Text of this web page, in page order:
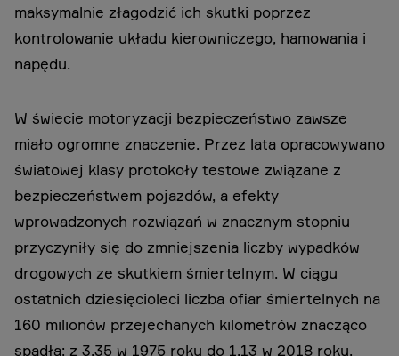
maksymalnie złagodzić ich skutki poprzez
kontrolowanie układu kierowniczego, hamowania i
napędu.
W świecie motoryzacji bezpieczeństwo zawsze
miało ogromne znaczenie. Przez lata opracowywano
światowej klasy protokoły testowe związane z
bezpieczeństwem pojazdów, a efekty
wprowadzonych rozwiązań w znacznym stopniu
przyczyniły się do zmniejszenia liczby wypadków
drogowych ze skutkiem śmiertelnym. W ciągu
ostatnich dziesięcioleci liczba ofiar śmiertelnych na
160 milionów przejechanych kilometrów znacząco
spadła: z 3,35 w 1975 roku do 1,13 w 2018 roku.